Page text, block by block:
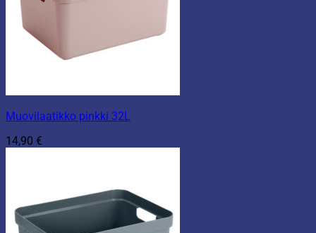
Muovilaatikko pinkki 32L
14,90 €